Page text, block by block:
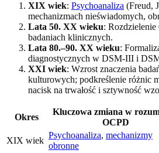
XIX wiek: Psychoanaliza (Freud,
mechanizmach nieświadomych,
Lata 50. XX wieku:
badaniach klinicznych.
Lata 80.–90. XX wieku:
diagnostycznych w DSM-III i
XXI wiek: Wzrost znaczenia
kulturowych; podkreślenie różnic
nacisk na trwałość i sztywność
Okres
Kluczowa zmiana w
OCPD
XIX wiek
Psychoanaliza, mechanizmy
obronne